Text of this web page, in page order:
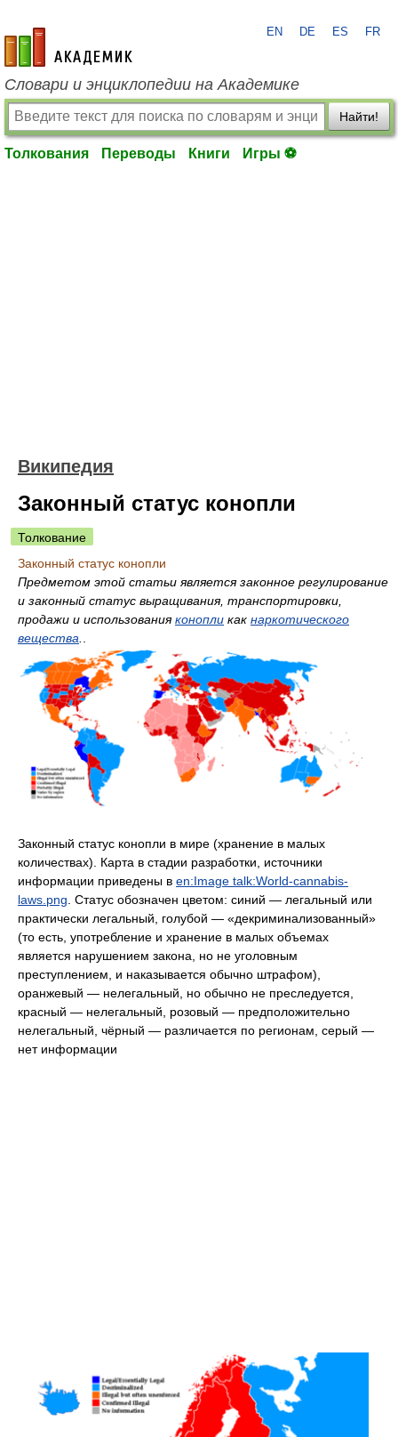
academic.ru
EN DE ES FR
Словари и энциклопедии на Академике
Найти!
Толкования Переводы Книги Игры ⚽
Википедия
Законный статус конопли
Толкование
Законный статус конопли
Предметом этой статьи является законное регулирование
и законный статус выращивания, транспортировки,
продажи и использованияконопли как наркотического
вещества
Законный статус конопли в мире (хранение в малых
количествах). Карта в стадии разработки, источники
информации приведены в en:Image talk:World-cannabis-
laws.png . Статус обозначен цветом: синий — легальный или
практически легальный, голубой — «декриминализованный»
(то есть, употребление и хранение в малых объемах
является нарушением закона, но не уголовным
преступлением, и наказывается обычно штрафом),
оранжевый — нелегальный, но обычно не преследуется,
красный — нелегальный, розовый — предположительно
нелегальный, чёрный — различается по регионам, серый —
нет информации